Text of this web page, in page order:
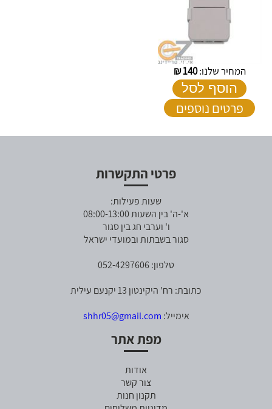
המחיר שלנו:140
₪
הוסף לסל
פרטים נוספים
פרטי התקשרות
שעות פעילות:
א'-ה' בין השעות 08:00-13:00
ו' וערבי חג בין סגור
סגור בשבתות ובמועדי ישראל
טלפון: 052-4297606
כתובת: רח' היקינטון 13 יקנעם עילית
אימייל: shhr05@gmail.com
מפת אתר
אודות
צור קשר
תקנון חנות